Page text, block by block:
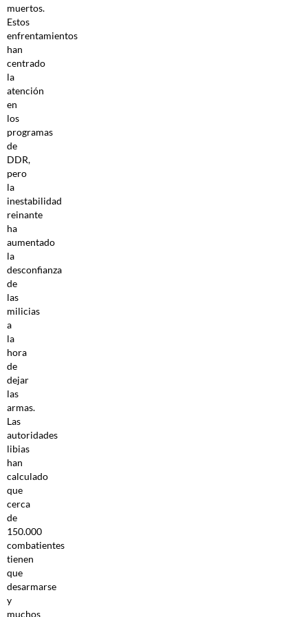
muertos.
Estos
enfrentamientos
han
centrado
la
atención
en
los
programas
de
DDR,
pero
la
inestabilidad
reinante
ha
aumentado
la
desconfianza
de
las
milicias
a
la
hora
de
dejar
las
armas.
Las
autoridades
libias
han
calculado
que
cerca
de
150.000
combatientes
tienen
que
desarmarse
y
muchos